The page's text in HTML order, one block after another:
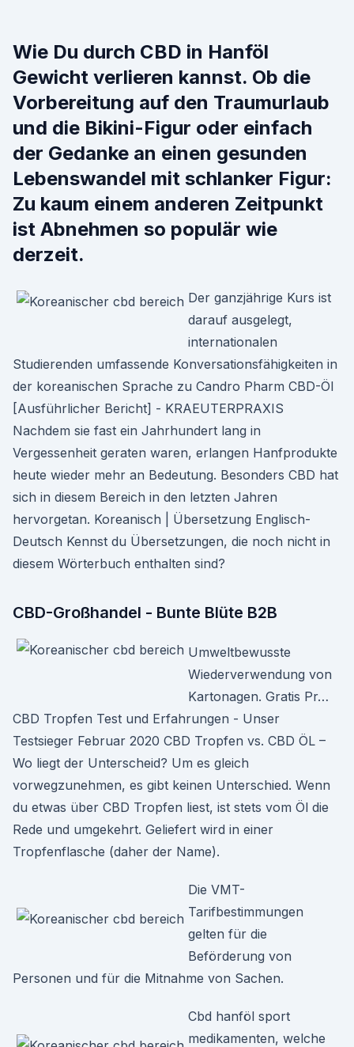
Wie Du durch CBD in Hanföl
Gewicht verlieren kannst. Ob die
Vorbereitung auf den Traumurlaub
und die Bikini-Figur oder einfach
der Gedanke an einen gesunden
Lebenswandel mit schlanker Figur:
Zu kaum einem anderen Zeitpunkt
ist Abnehmen so populär wie
derzeit.
Der ganzjährige Kurs ist
darauf ausgelegt,
internationalen
Studierenden umfassende Konversationsfähigkeiten in
der koreanischen Sprache zu Candro Pharm CBD-Öl
[Ausführlicher Bericht] - KRAEUTERPRAXIS
Nachdem sie fast ein Jahrhundert lang in
Vergessenheit geraten waren, erlangen Hanfprodukte
heute wieder mehr an Bedeutung. Besonders CBD hat
sich in diesem Bereich in den letzten Jahren
hervorgetan. Koreanisch | Übersetzung Englisch-
Deutsch Kennst du Übersetzungen, die noch nicht in
diesem Wörterbuch enthalten sind?
CBD-Großhandel - Bunte Blüte B2B
Umweltbewusste
Wiederverwendung von
Kartonagen. Gratis Pr…
CBD Tropfen Test und Erfahrungen - Unser
Testsieger Februar 2020 CBD Tropfen vs. CBD ÖL –
Wo liegt der Unterscheid? Um es gleich
vorwegzunehmen, es gibt keinen Unterschied. Wenn
du etwas über CBD Tropfen liest, ist stets vom Öl die
Rede und umgekehrt. Geliefert wird in einer
Tropfenflasche (daher der Name).
Die VMT-
Tarifbestimmungen
gelten für die
Beförderung von
Personen und für die Mitnahme von Sachen.
Cbd hanföl sport
medikamenten, welche